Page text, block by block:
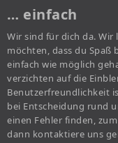
… einfach
Wir sind für dich da.
möchten, dass du Spaß
einfach wie möglich
verzichten auf die
Benutzerfreundlichkeit
bei Entscheidung rund
einen Fehler finden,
dann kontaktiere uns